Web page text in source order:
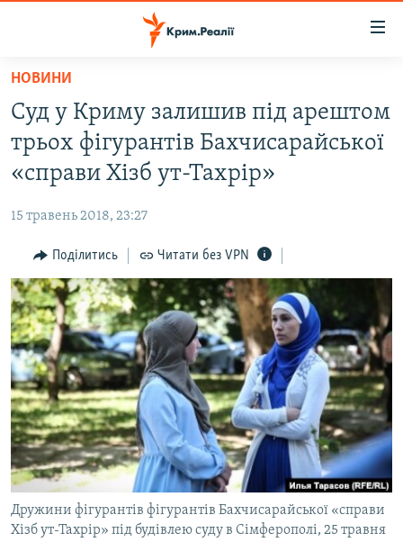
Перейти
основного
матеріалу
Перейти
до
основної
навігації
Перейти
до
пошуку
ВОДА.КРИМ
ВІДЕО ТА ФОТО
БЛОГИ
ПОГЛЯД
ІНТЕРВ'Ю
ВСЕ ЗА ДЕНЬ
СПЕЦПРОЕКТИ
ДЕПОРТАЦІЯ
ВІДЕОУРОКИ «ELIFBE»
СВІДЧЕННЯ ОКУПАЦІЇ
УКРАЇНСЬКА ПРОБЛЕМА КРИМУ
ІНФОГРАФІКА
ЯК ОБІЙТИ БЛОКУВАННЯ
Русский
Qırımtatar
ДОЛУЧАЙСЯ!
НОВИНИ
Суд у Криму залишив під арештом
трьох фігурантів Бахчисарайської
«справи Хізб ут-Тахрір»
15 травень 2018, 23:27
Поділитись Читати без VPN
Дружини фігурантів фігурантів Бахчисарайської «справи
Хізб ут-Тахрір» під будівлею суду в Сімферополі, 25 травня